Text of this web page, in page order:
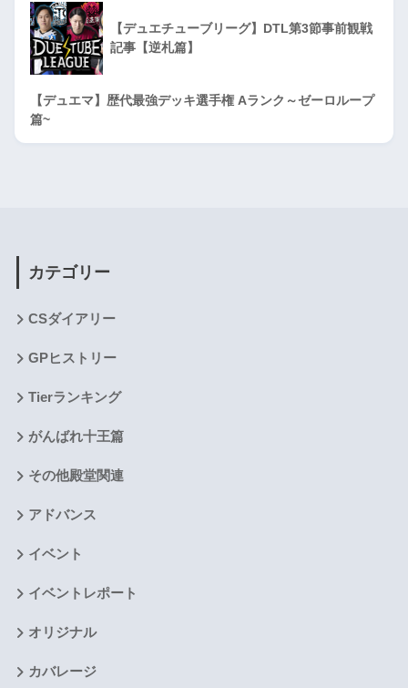
【デュエチューブリーグ】DTL第3節事前観戦
記事【逆札篇】
【デュエマ】歴代最強デッキ選手権 Aランク～ゼーロループ
篇~
カテゴリー
CSダイアリー
GPヒストリー
Tierランキング
がんばれ十王篇
その他殿堂関連
アドバンス
イベント
イベントレポート
オリジナル
カバレージ